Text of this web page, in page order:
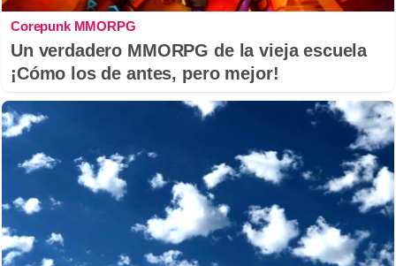
Corepunk MMORPG
Un verdadero MMORPG de la vieja escuela
¡Cómo los de antes, pero mejor!